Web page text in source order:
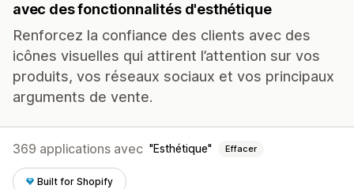
avec des fonctionnalités d'esthétique
Renforcez la confiance des clients avec des
icônes visuelles qui attirent l’attention sur vos
produits, vos réseaux sociaux et vos principaux
arguments de vente.
369 applications avec Esthétique Effacer
Built for Shopify